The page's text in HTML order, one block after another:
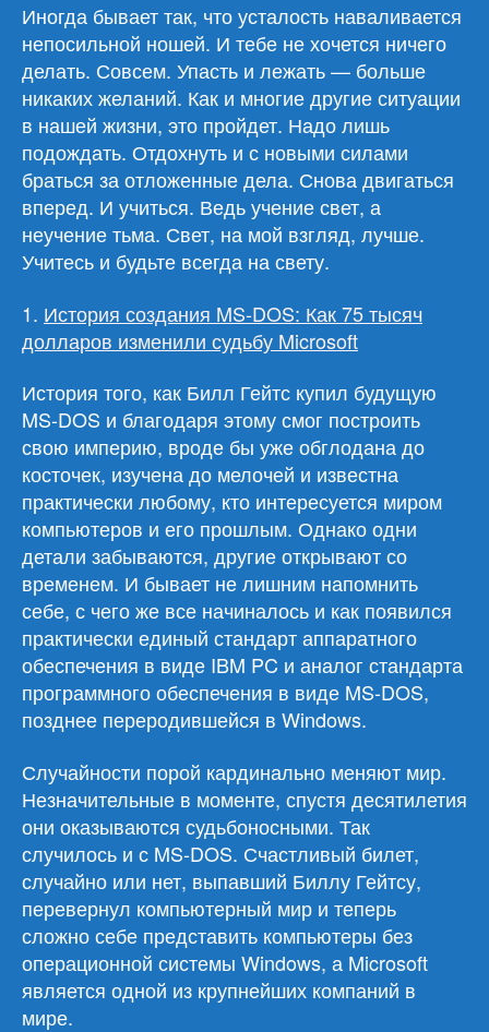
13.11.24
Иногда бывает так, что усталость наваливается
непосильной ношей. И тебе не хочется ничего
делать. Совсем. Упасть и лежать — больше
никаких желаний. Как и многие другие ситуации
в нашей жизни, это пройдет. Надо лишь
подождать. Отдохнуть и с новыми силами
браться за отложенные дела. Снова двигаться
вперед. И учиться. Ведь учение свет, а
неучение тьма. Свет, на мой взгляд, лучше.
Учитесь и будьте всегда на свету.
1. История создания MS-DOS: Как 75 тысяч
долларов изменили судьбу Microsoft
История того, как Билл Гейтс купил будущую
MS-DOS и благодаря этому смог построить
свою империю, вроде бы уже обглодана до
косточек, изучена до мелочей и известна
практически любому, кто интересуется миром
компьютеров и его прошлым. Однако одни
детали забываются, другие открывают со
временем. И бывает не лишним напомнить
себе, с чего же все начиналось и как появился
практически единый стандарт аппаратного
обеспечения в виде IBM PC и аналог стандарта
программного обеспечения в виде MS-DOS,
позднее переродившейся в Windows.
Случайности порой кардинально меняют мир.
Незначительные в моменте, спустя десятилетия
они оказываются судьбоносными. Так
случилось и с MS-DOS. Счастливый билет,
случайно или нет, выпавший Биллу Гейтсу,
перевернул компьютерный мир и теперь
сложно себе представить компьютеры без
операционной системы Windows, а Microsoft
является одной из крупнейших компаний в
мире.